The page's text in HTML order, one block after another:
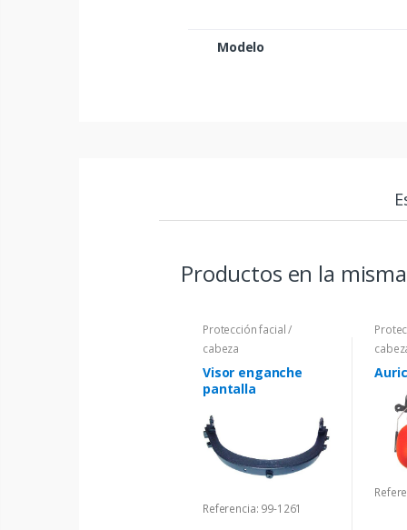
Modelo
Productos en la
Protección facial /
cabeza
Visor enganche
pantalla
Referencia: 99-1261